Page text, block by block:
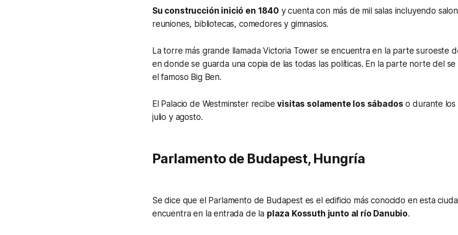
Su construcción inició en 1840 y cuenta con más de mil salas incluyendo
reuniones, bibliotecas, comedores y gimnasios.
La torre más grande llamadaVictoria Towerse encuentra en la parte suroeste
en donde se guarda una copia de las todas las políticas. En la parte norte del
el famoso Big Ben.
El Palacio de Westminster recibevisitas solamente los sábados o durante los
julio y agosto.
Parlamento de Budapest, Hungría
Se dice que el Parlamento de Budapest es el edificio más conocido en esta
encuentra en la entrada de la plaza Kossuth junto al río Danubio.